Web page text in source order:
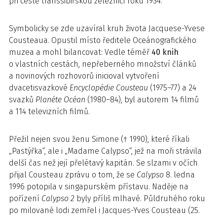
Symbolicky se zde uzavíral kruh života Jacquese-Yvese
Cousteaua. Opustil místo ředitele Oceánografického
muzea a mohl bilancovat: Vedle téměř 40 knih
o vlastních cestách, nepřeberného množství článků
a novinových rozhovorů inicioval vytvoření
dvacetisvazkové Encyclopédie Cousteau (1975–77) a 24
svazků Planéte Océan (1980–84), byl autorem 14 filmů
a 114 televizních filmů.
Přežil nejen svou ženu Simone († 1990), které říkali
„Pastýřka“, ale i „Madame Calypso“, jež na moři strávila
delší čas než její přelétavý kapitán. Se slzami v očích
přijal Cousteau zprávu o tom, že se Calypso 8. ledna
1996 potopila v singapurském přístavu. Naděje na
pořízení Calypso 2 byly příliš mlhavé. Půldruhého roku
po milované lodi zemřel i Jacques-Yves Cousteau (25.